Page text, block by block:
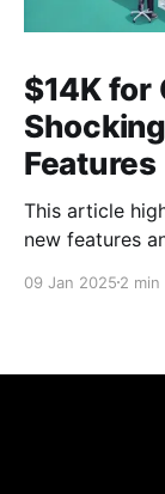
$14K for
Features
This article
new features
09 Jan 2025 2 min